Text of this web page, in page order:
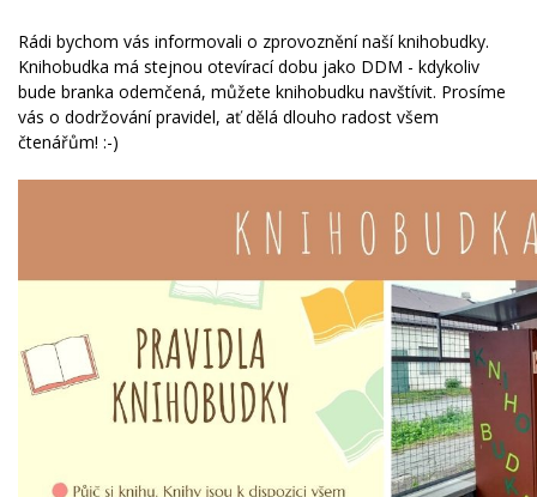
Rádi bychom vás informovali o zprovoznění naší knihobudky.
Knihobudka má stejnou otevírací dobu jako DDM - kdykoliv
bude branka odemčená, můžete knihobudku navštívit. Prosíme
vás o dodržování pravidel, ať dělá dlouho radost všem
čtenářům! :-)